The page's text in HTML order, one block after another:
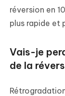
réversion en
plus rapide et
Vais-je
de la